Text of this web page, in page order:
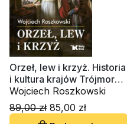
Orzeł, lew i krzyż. Historia
i kultura krajów Trójmorza.
Tom 1
Wojciech Roszkowski
89,00 zł 85,00 zł